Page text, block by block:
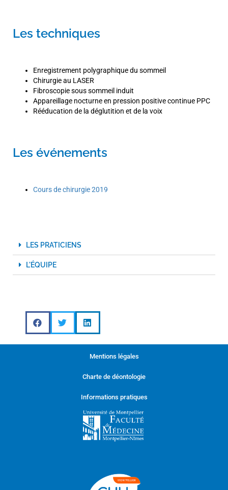
Les techniques
Enregistrement polygraphique du sommeil
Chirurgie au LASER
Fibroscopie sous sommeil induit
Appareillage nocturne en pression positive continue PPC
Rééducation de la déglutition et de la voix
Les événements
Cours de chirurgie 2019
LES PRATICIENS
L'ÉQUIPE
Mentions légales
Charte de déontologie
Informations pratiques